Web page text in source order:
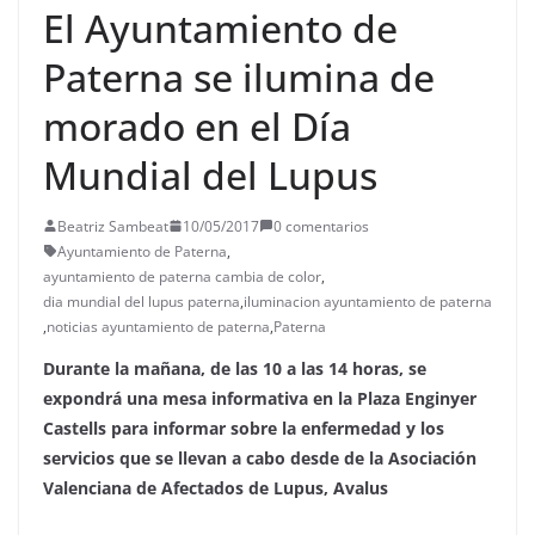
El Ayuntamiento de
Paterna se ilumina de
morado en el Día
Mundial del Lupus
Beatriz Sambeat 10/05/2017
0 comentarios
Ayuntamiento de Paterna,
ayuntamiento de paterna cambia de color,
dia mundial del lupus paterna,iluminacion ayuntamiento de paterna
,noticias ayuntamiento de paterna,Paterna
Durante la mañana, de las 10 a las 14 horas, se
expondrá una mesa informativa en la Plaza Enginyer
Castells para informar sobre la enfermedad y los
servicios que se llevan a cabo desde de la Asociación
Valenciana de Afectados de Lupus, Avalus